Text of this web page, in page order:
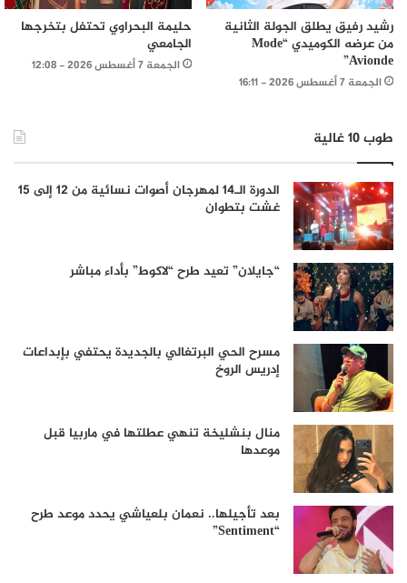
رشيد رفيق يطلق الجولة الثانية
من عرضه الكوميدي “Mode
Avionde”
الجمعة 7 أغسطس 2026 - 16:11
حليمة البحراوي تحتفل بتخرجها
الجامعي
الجمعة 7 أغسطس 2026 - 12:08
طوب 10 غالية
الدورة الـ14 لمهرجان أصوات نسائية من 12 إلى 15
غشت بتطوان
“جايلان” تعيد طرح “لاكوط” بأداء مباشر
مسرح الحي البرتغالي بالجديدة يحتفي بإبداعات
إدريس الروخ
منال بنشليخة تنهي عطلتها في ماربيا قبل
موعدها
بعد تأجيلها.. نعمان بلعياشي يحدد موعد طرح
“Sentiment”